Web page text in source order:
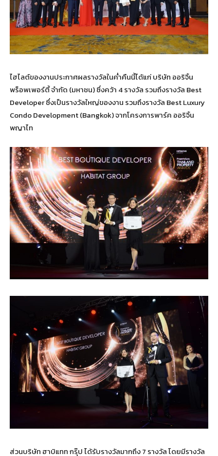
ไฮไลต์ของงานประกาศผลรางวัลในค่ำคืนนี้ได้แก่ บริษัท ออริจิ้น
พร็อพเพอร์ตี้ จำกัด (มหาชน) ซึ่งคว้า 4 รางวัล รวมถึงรางวัล Best
Developer ซึ่งเป็นรางวัลใหญ่ของงาน รวมถึงรางวัล Best Luxury
Condo Development (Bangkok) จากโครงการพาร์ค ออริจิ้น
พญาไท
ส่วนบริษัท ฮาบิแทท กรุ๊ป ได้รับรางวัลมากถึง 7 รางวัล โดยมีรางวัล